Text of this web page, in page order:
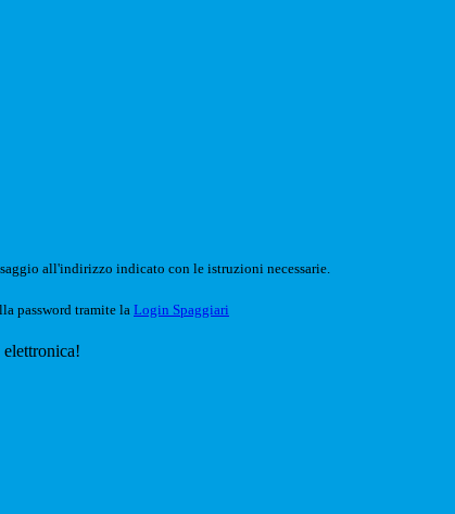
all'indirizzo indicato con le istruzioni necessarie.
password tramite la Login Spaggiari